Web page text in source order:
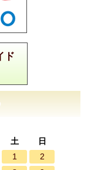
ド
土
日
1
2